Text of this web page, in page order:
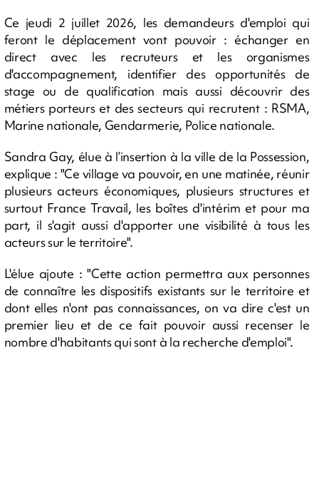
Ce jeudi 2 juillet 2026, les demandeurs d'emploi qui
feront le déplacement vont pouvoir : échanger en
direct avec les recruteurs et les organismes
d'accompagnement, identifier des opportunités de
stage ou de qualification mais aussi découvrir des
métiers porteurs et des secteurs qui recrutent : RSMA,
Marine nationale, Gendarmerie, Police nationale.
Sandra Gay, élue à l’insertion à la ville de la Possession,
explique : "Ce village va pouvoir, en une matinée, réunir
plusieurs acteurs économiques, plusieurs structures et
surtout France Travail, les boîtes d'intérim et pour ma
part, il s'agit aussi d'apporter une visibilité à tous les
acteurs sur le territoire".
L'élue ajoute : "Cette action permettra aux personnes
de connaître les dispositifs existants sur le territoire et
dont elles n'ont pas connaissances, on va dire c'est un
premier lieu et de ce fait pouvoir aussi recenser le
nombre d'habitants qui sont à la recherche d'emploi".